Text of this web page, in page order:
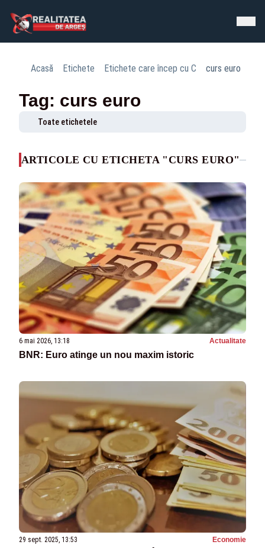
Acasă Etichete Etichete care încep cu C curs euro
Tag: curs euro
Toate etichetele
ARTICOLE CU ETICHETA "CURS EURO"
6 mai 2026, 13:18 Actualitate
BNR: Euro atinge un nou maxim istoric
29 sept. 2025, 13:53 Economie